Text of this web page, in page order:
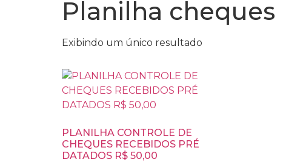
Planilha
Exibindo um único resultado
PLANILHA CONTROLE DE
CHEQUES RECEBIDOS PRÉ
DATADOS R$ 50,00